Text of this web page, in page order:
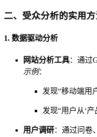
二、受众分析的实用
1. 数据驱动分析
网站分析工具：通过
示例：
发现“移动端用
发现“用户从‘
用户调研：通过问卷